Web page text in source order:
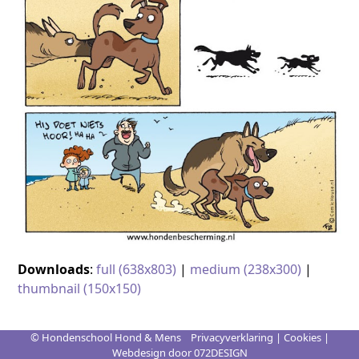
Downloads:full (638x803) | medium (238x300) |
thumbnail (150x150)
© Hondenschool Hond & Mens Privacyverklaring | Cookies|
Webdesign door072DESIGN